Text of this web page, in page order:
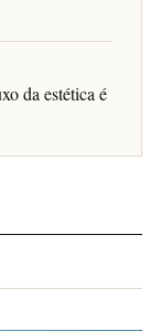
da estética é